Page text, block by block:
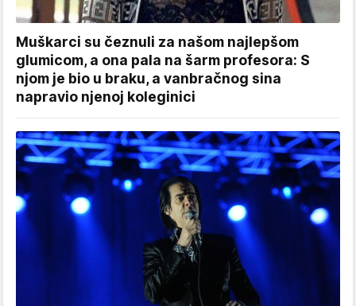
Muškarci su čeznuli za našom najlepšom
glumicom, a ona pala na šarm profesora: S
njom je bio u braku, a vanbračnog sina
napravio njenoj koleginici